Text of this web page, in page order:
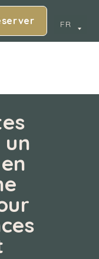
FR